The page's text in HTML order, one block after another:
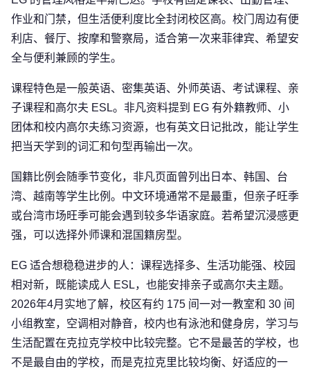
作业和门禁，但生活便利度比全封闭校区高。校门周边有便
利店、餐厅、按摩和警察局，适合第一次来菲律宾、希望安
全与便利兼顾的学生。
课程特色是一般英语、密集英语、外师英语、考试课程、亲
子课程和高尔夫 ESL。非凡资料提到 EG 有外籍教师、小
团体和校内高尔夫练习资源，也有英文日记批改，能让学生
把当天学到的词汇和句型再输出一次。
国籍比例会随季节变化，非凡页面曾列出日本、韩国、台
湾、越南等学生比例。中文环境通常不是最重，但亲子旺季
或台湾市场旺季可能会遇到较多华语家庭。若希望沉浸感更
强，可以选择外师课和混国籍房型。
EG 适合想稳稳进步的人：课程选择多、生活功能强、校园
相对新，既能读成人 ESL，也能安排亲子或高尔夫主题。
2026年4月实地了解，校区有约 175 间一对一教室和 30 间
小组教室，空调相对静音，校内也有泳池和健身房，学习与
生活配置在克拉克学校中比较完整。它不是最苦的学校，也
不是最自由的学校，而是克拉克里比较均衡、好适应的一